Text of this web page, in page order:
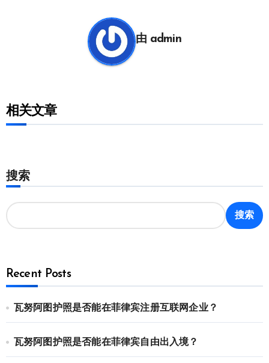
由 admin
相关文章
搜索
搜索
Recent Posts
瓦努阿图护照是否能在菲律宾注册互联网企业？
瓦努阿图护照是否能在菲律宾自由出入境？